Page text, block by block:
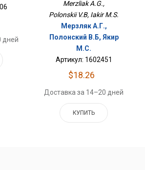
дней
Merzliak A.G.,
Polonskii V.B, Iakir M.S.
Мерзляк А.Г.,
Полонский В.Б, Якир
М.С.
Артикул: 1602451
$18.26
Доставка за 14–20 дней
КУПИТЬ